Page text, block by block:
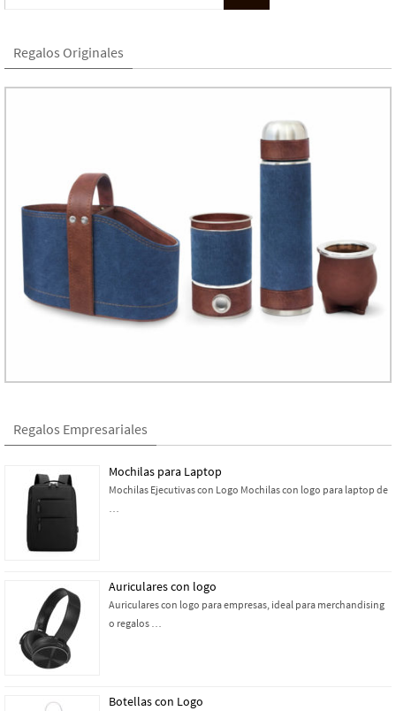
Regalos Originales
Regalos Empresariales
Mochilas para Laptop
Mochilas Ejecutivas con Logo Mochilas con logo para laptop de
…
Auriculares con logo
Auriculares con logo para empresas, ideal para merchandising
o regalos …
Botellas con Logo